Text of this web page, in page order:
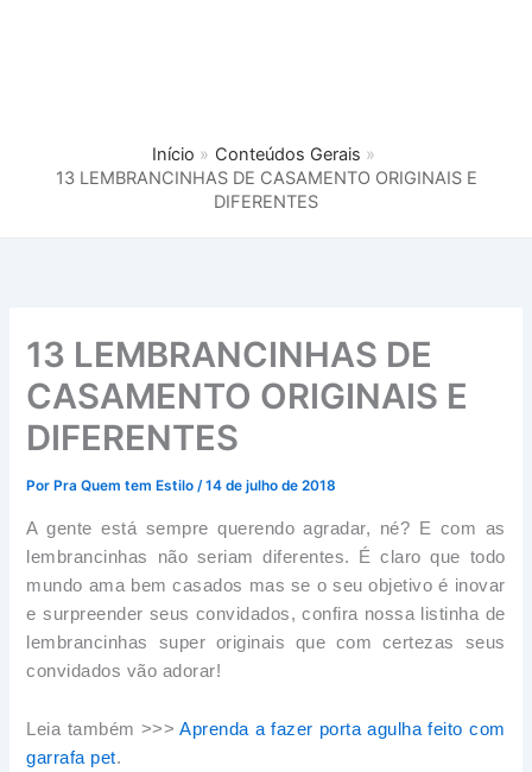
Início
Conteúdos Gerais
13 LEMBRANCINHAS DE CASAMENTO ORIGINAIS E
DIFERENTES
13 LEMBRANCINHAS DE
CASAMENTO ORIGINAIS E
DIFERENTES
Por Pra Quem tem Estilo/14 de julho de 2018
A gente está sempre querendo agradar, né? E com as
lembrancinhas não seriam diferentes. É claro que todo
mundo ama bem casados mas se o seu objetivo é inovar
e surpreender seus convidados, confira nossa listinha de
lembrancinhas super originais que com certezas seus
convidados vão adorar!
Leia também >>>Aprenda a fazer porta agulha feito com
garrafa pet.